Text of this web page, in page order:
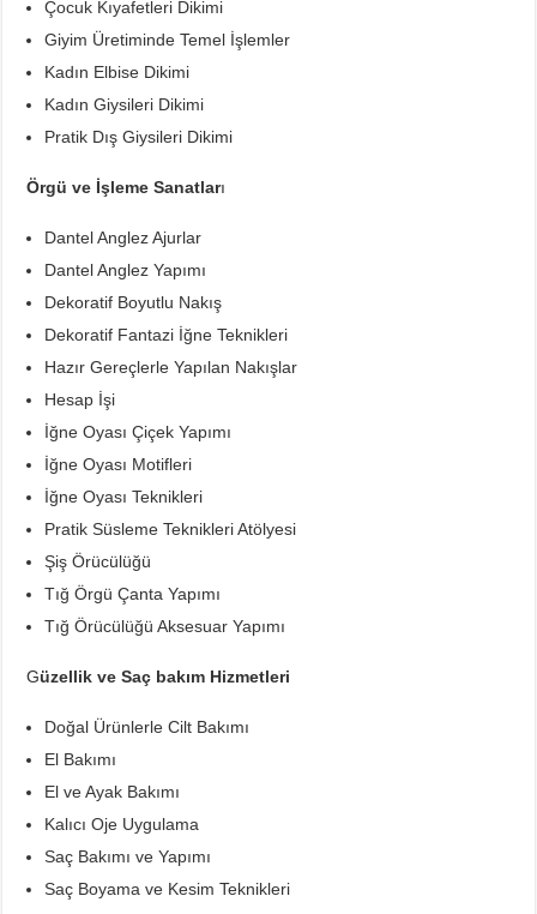
Çocuk Kıyafetleri Dikimi
Giyim Üretiminde Temel İşlemler
Kadın Elbise Dikimi
Kadın Giysileri Dikimi
Pratik Dış Giysileri Dikimi
Örgü ve İşleme Sanatları
Dantel Anglez Ajurlar
Dantel Anglez Yapımı
Dekoratif Boyutlu Nakış
Dekoratif Fantazi İğne Teknikleri
Hazır Gereçlerle Yapılan Nakışlar
Hesap İşi
İğne Oyası Çiçek Yapımı
İğne Oyası Motifleri
İğne Oyası Teknikleri
Pratik Süsleme Teknikleri Atölyesi
Şiş Örücülüğü
Tığ Örgü Çanta Yapımı
Tığ Örücülüğü Aksesuar Yapımı
Güzellik ve Saç bakım Hizmetleri
Doğal Ürünlerle Cilt Bakımı
El Bakımı
El ve Ayak Bakımı
Kalıcı Oje Uygulama
Saç Bakımı ve Yapımı
Saç Boyama ve Kesim Teknikleri